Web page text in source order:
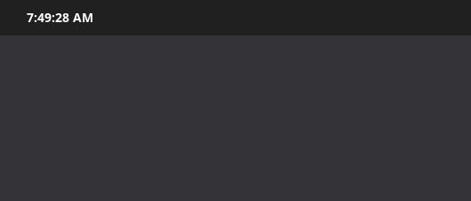
to
7:49:29 AM